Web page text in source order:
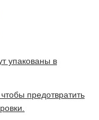
упакованы в
предотвратить